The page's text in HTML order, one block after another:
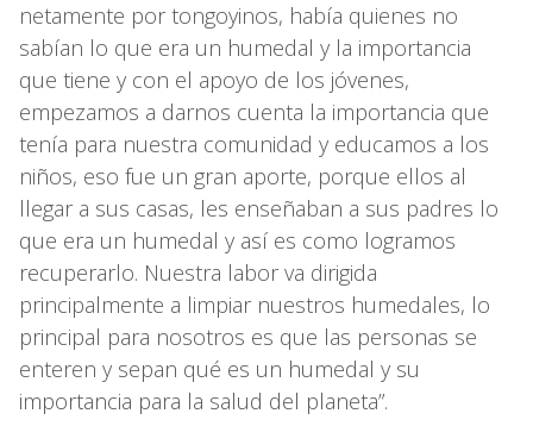
netamente por tongoyinos, había quienes no
sabían lo que era un humedal y la importancia
que tiene y con el apoyo de los jóvenes,
empezamos a darnos cuenta la importancia que
tenía para nuestra comunidad y educamos a los
niños, eso fue un gran aporte, porque ellos al
llegar a sus casas, les enseñaban a sus padres lo
que era un humedal y así es como logramos
recuperarlo. Nuestra labor va dirigida
principalmente a limpiar nuestros humedales, lo
principal para nosotros es que las personas se
enteren y sepan qué es un humedal y su
importancia para la salud del planeta”.